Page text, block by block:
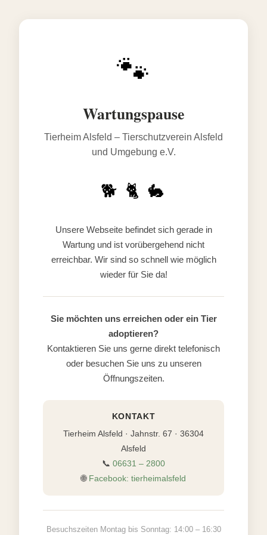
🐾
Wartungspause
Tierheim Alsfeld – Tierschutzverein Alsfeld
und Umgebung e.V.
🐕 🐈 🐇
Unsere Webseite befindet sich gerade in
Wartung und ist vorübergehend nicht
erreichbar. Wir sind so schnell wie möglich
wieder für Sie da!
Sie möchten uns erreichen oder ein Tier
adoptieren?
Kontaktieren Sie uns gerne direkt telefonisch
oder besuchen Sie uns zu unseren
Öffnungszeiten.
KONTAKT
Tierheim Alsfeld · Jahnstr. 67 · 36304
Alsfeld
📞 06631 – 2800
🌐 Facebook: tierheimalsfeld
Besuchszeiten Montag bis Sonntag: 14:00 – 16:30